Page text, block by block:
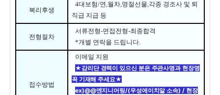
복리후생
4대보험/연,월차,명절선물,각종 경조사 및 퇴
직급 지급 등
전형절차
서류전형-면접전형-최종합격
*개별 연락을 드립니다.
접수방법
이메일 지원
★감리단 경력이 있으신 분은 주관사명과 현장명
꼭 기재해 주세요★
ex)@@엔지니어링/(우성에이치알 소속) / 현장